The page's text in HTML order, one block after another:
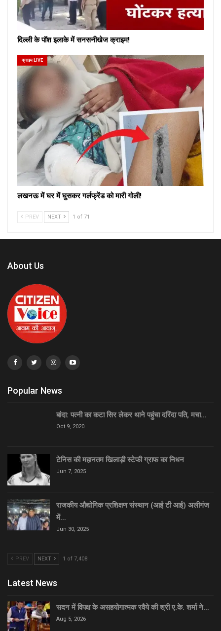
दिल्ली के पॉश इलाके में सनसनीखेज क्राइम!
क्राइम LIVE
लखनऊ में घर में घुसकर गर्लफ्रेंड को मारी गोली!
PREV NEXT 1 of 71
About Us
Popular News
बांदा: पत्नी का कटा सिर लेकर थाने पहुंचा दरिंदा पति, मचा…
Oct 9, 2020
टेनिस की महानतम खिलाड़ी स्टेफी ग्राफ का निधन
Jun 7, 2025
राजकीय औद्योगिक प्रशिक्षण संस्थान (आई टी आई) अलीगंज
में…
Jun 30, 2025
PREV NEXT 1 of 7,408
Latest News
सदन में विपक्ष के असहयोगात्मक रवैये की श्री ए.के. शर्मा ने…
Aug 5, 2026